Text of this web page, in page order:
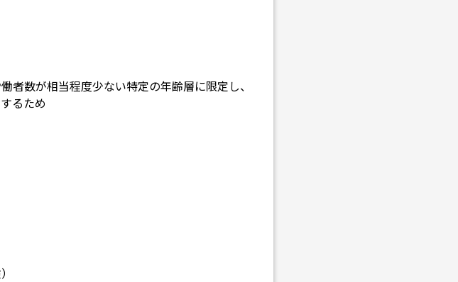
者数が相当程度少ない特定の年齢層に限定し、
るため